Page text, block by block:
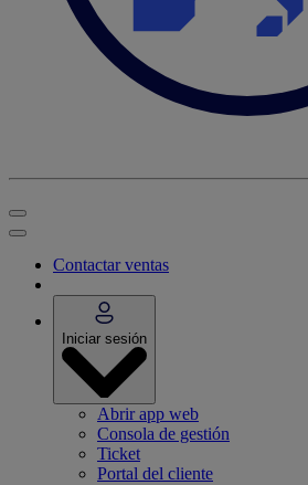
Contactar ventas
Iniciar sesión
Abrir app web
Consola de gestión
Ticket
Portal del cliente